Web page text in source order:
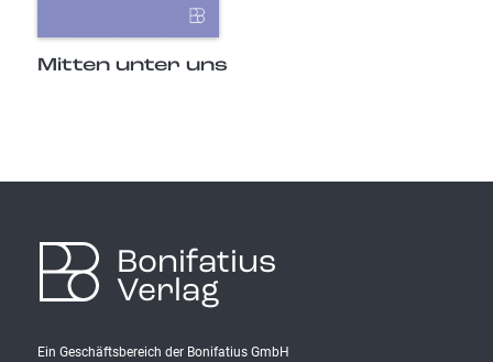
Mitten unter uns
Bonifatius
Verlag
Ein Geschäftsbereich der Bonifatius GmbH